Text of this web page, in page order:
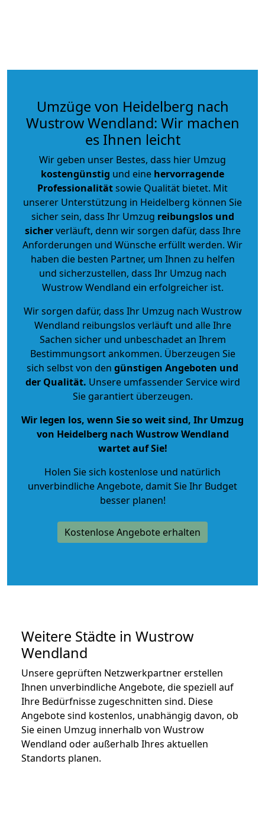
Umzüge von Heidelberg nach
Wustrow Wendland: Wir machen
es Ihnen leicht
Wir geben unser Bestes, dass hier Umzug
kostengünstig und eine hervorragende
Professionalitätsowie Qualität bietet. Mit
unserer Unterstützung in Heidelberg können Sie
sicher sein, dass Ihr Umzug reibungslos und
sicherverläuft, denn wir sorgen dafür, dass Ihre
Anforderungen und Wünsche erfüllt werden. Wir
haben die besten Partner, um Ihnen zu helfen
und sicherzustellen, dass Ihr Umzug nach
Wustrow Wendland ein erfolgreicher ist.
Wir sorgen dafür, dass Ihr Umzug nach Wustrow
Wendland reibungslos verläuft und alle Ihre
Sachen sicher und unbeschadet an Ihrem
Bestimmungsort ankommen. Überzeugen Sie
sich selbst von den günstigen Angeboten und
der Qualität. Unsere umfassender Service wird
Sie garantiert überzeugen.
Wir legen los, wenn Sie so weit sind, Ihr Umzug
von Heidelberg nach Wustrow Wendland
wartet auf Sie!
Holen Sie sich kostenlose und natürlich
unverbindliche Angebote, damit Sie Ihr Budget
besser planen!
Kostenlose Angebote erhalten
Weitere Städte in Wustrow
Wendland
Unsere geprüften Netzwerkpartner erstellen
Ihnen unverbindliche Angebote, die speziell auf
Ihre Bedürfnisse zugeschnitten sind. Diese
Angebote sind kostenlos, unabhängig davon, ob
Sie einen Umzug innerhalb von Wustrow
Wendland oder außerhalb Ihres aktuellen
Standorts planen.